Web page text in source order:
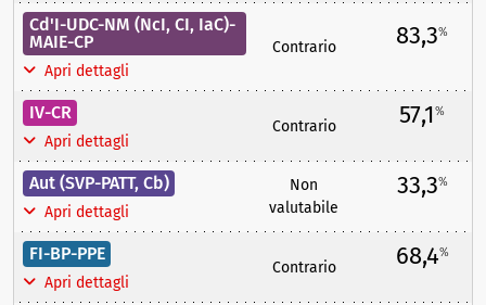
Cd'I-UDC-NM (NcI, CI, IaC)-
MAIE-CP
Apri dettagli
Contrario 83,3%
IV-CR
Apri dettagli
Contrario 57,1%
Aut (SVP-PATT, Cb)
Apri dettagli
Non
valutabile
33,3%
FI-BP-PPE
Apri dettagli
Contrario 68,4%